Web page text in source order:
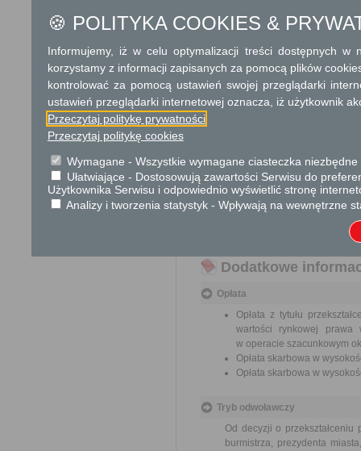
o przekształceniu prawa
Podstawa prawna
Ustawa z dnia 14 czerwca
Ustawa z dnia 29 lipca 2005
poz. 900)
Rozporządzenie Rady
o pomoc de minimis (Dz. U.
Ustawa z dnia 21 sierpnia
Dodatkowe
Opłata
Opłata z tytułu
wartości rynkowej prawa
w operacie szacunkowym
Opłata skarbowa w
Opłata skarbowa w
Tryb odwoławczy
Od decyzji o przekształceniu
burmistrza, prezydenta
🍪 POLITYKA COOKIES &
Informujemy, iż w celu optymalizacji treści dostępnych w
korzystamy z informacji zapisanych za pomocą plików
kontrolować za pomocą ustawień swojej przeglądarki
ustawień przeglądarki internetowej oznacza, iż użytkownik
Przeczytaj politykę prywatności
Przeczytaj politykę cookies
Wymagane - Wszystkie wymagane ciasteczka
Ułatwiające - Dostosowują zawartości Serwisu do
Użytkownika Serwisu i odpowiednio wyświetlić stronę
Analizy i tworzenia statystyk - Wpływają na wewnętrzne